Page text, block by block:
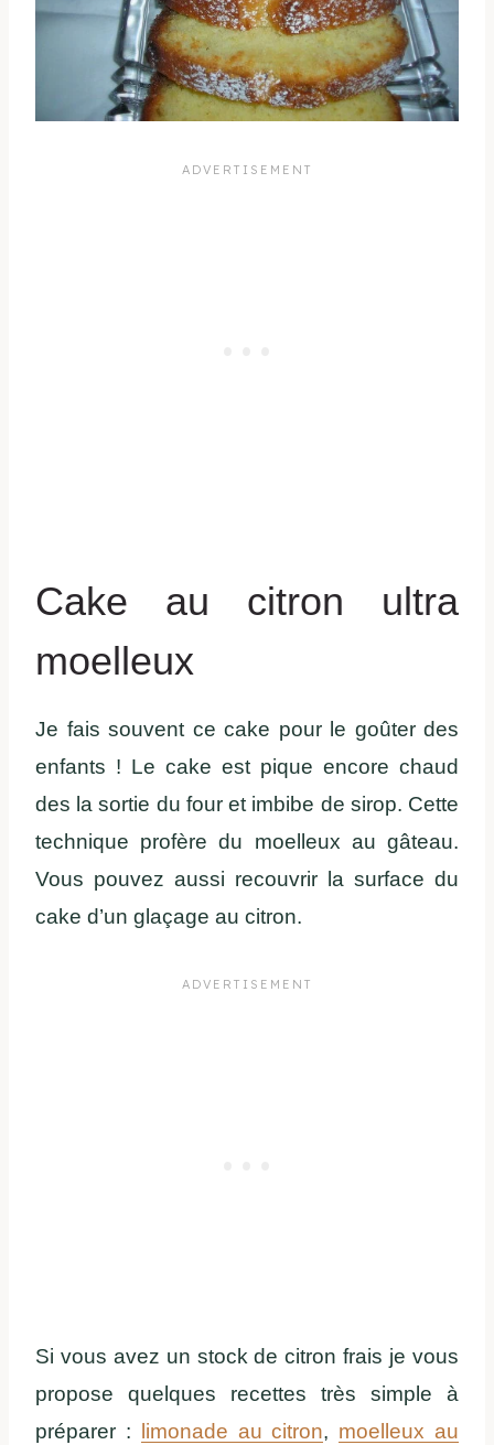
Cake au citron ultra
moelleux
Je fais souvent ce cake pour le goûter des
enfants ! Le cake est pique encore chaud
des la sortie du four et imbibe de sirop. Cette
technique profère du moelleux au gâteau.
Vous pouvez aussi recouvrir la surface du
cake d’un glaçage au citron.
Si vous avez un stock de citron frais je vous
propose quelques recettes très simple à
préparer :
limonade au citron, moelleux au